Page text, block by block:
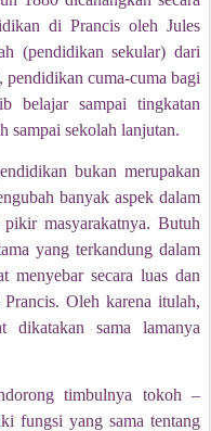
di Prancis oleh Jules
(pendidikan sekular) dari
pendidikan cuma-cuma bagi
belajar sampai tingkatan
sampai sekolah lanjutan.
bukan merupakan
banyak aspek dalam
masyarakatnya. Butuh
yang terkandung dalam
menyebar secara luas dan
Oleh karena itulah,
dikatakan sama lamanya
timbulnya tokoh –
fungsi yang sama tentang